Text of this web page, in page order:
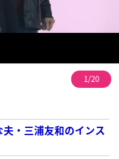
1/20
・三浦友和のインス